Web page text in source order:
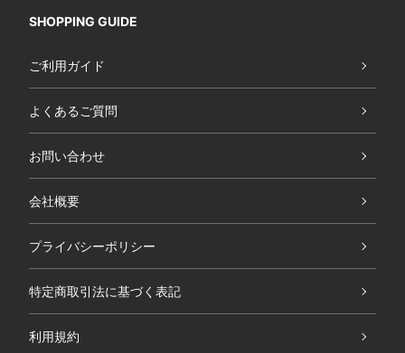
SHOPPING GUIDE
ご利用ガイド
よくあるご質問
お問い合わせ
会社概要
プライバシーポリシー
特定商取引法に基づく表記
利用規約